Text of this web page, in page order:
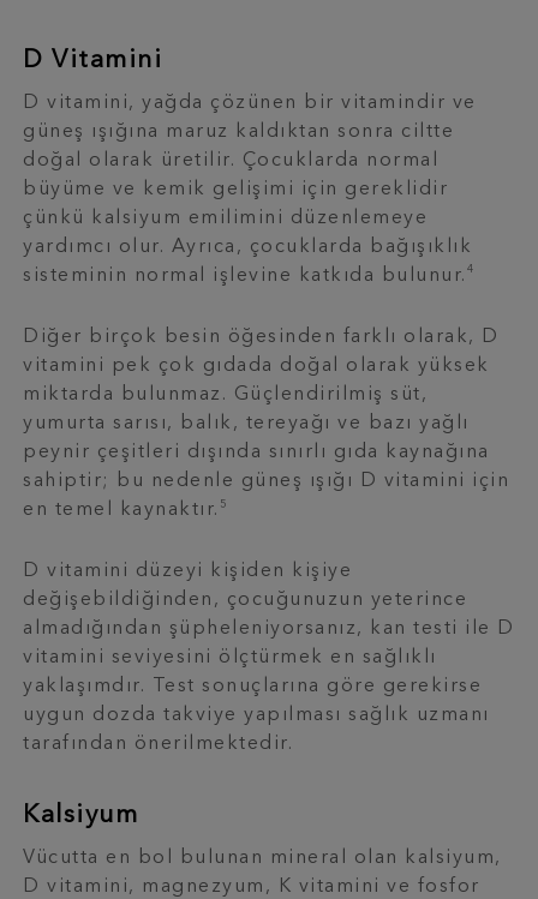
D Vitamini
D vitamini, yağda çözünen bir vitamindir ve
güneş ışığına maruz kaldıktan sonra ciltte
doğal olarak üretilir. Çocuklarda normal
büyüme ve kemik gelişimi için gereklidir
çünkü kalsiyum emilimini düzenlemeye
yardımcı olur. Ayrıca, çocuklarda bağışıklık
sisteminin normal işlevine katkıda bulunur. 4
Diğer birçok besin öğesinden farklı olarak, D
vitamini pek çok gıdada doğal olarak yüksek
miktarda bulunmaz. Güçlendirilmiş süt,
yumurta sarısı, balık, tereyağı ve bazı yağlı
peynir çeşitleri dışında sınırlı gıda kaynağına
sahiptir; bu nedenle güneş ışığı D vitamini için
en temel kaynaktır. 5
D vitamini düzeyi kişiden kişiye
değişebildiğinden, çocuğunuzun yeterince
almadığından şüpheleniyorsanız, kan testi ile D
vitamini seviyesini ölçtürmek en sağlıklı
yaklaşımdır. Test sonuçlarına göre gerekirse
uygun dozda takviye yapılması sağlık uzmanı
tarafından önerilmektedir.
Kalsiyum
Vücutta en bol bulunan mineral olan kalsiyum,
D vitamini, magnezyum, K vitamini ve fosfor